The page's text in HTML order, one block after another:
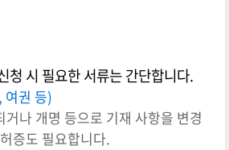
청 시 필요한 서류는 간단합니다.
권 등)
나 개명 등으로 기재 사항을 변경
증도 필요합니다.